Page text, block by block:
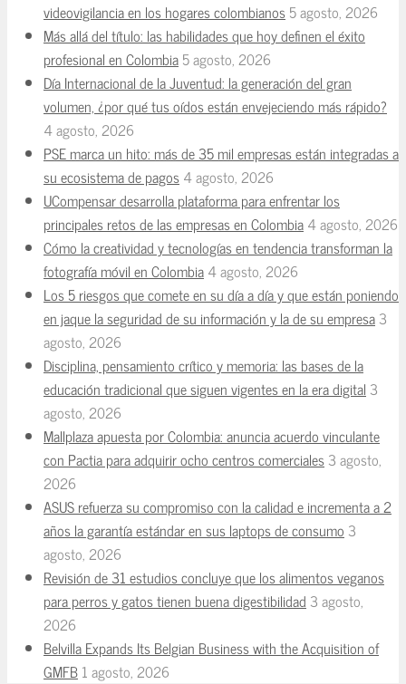
videovigilancia en los hogares colombianos5 agosto, 2026
Más allá del título: las habilidades que hoy definen el éxito
profesional en Colombia5 agosto, 2026
Día Internacional de la Juventud: la generación del gran
volumen, ¿por qué tus oídos están envejeciendo más rápido?
4 agosto, 2026
PSE marca un hito: más de 35 mil empresas están integradas a
su ecosistema de pagos4 agosto, 2026
UCompensar desarrolla plataforma para enfrentar los
principales retos de las empresas en Colombia4 agosto, 2026
Cómo la creatividad y tecnologías en tendencia transforman la
fotografía móvil en Colombia4 agosto, 2026
Los 5 riesgos que comete en su día a día y que están poniendo
en jaque la seguridad de su información y la de su empresa3
agosto, 2026
Disciplina, pensamiento crítico y memoria: las bases de la
educación tradicional que siguen vigentes en la era digital 3
agosto, 2026
Mallplaza apuesta por Colombia: anuncia acuerdo vinculante
con Pactia para adquirir ocho centros comerciales3 agosto,
2026
ASUS refuerza su compromiso con la calidad e incrementa a 2
años la garantía estándar en sus laptops de consumo 3
agosto, 2026
Revisión de 31 estudios concluye que los alimentos veganos
para perros y gatos tienen buena digestibilidad 3 agosto,
2026
Belvilla Expands Its Belgian Business with the Acquisition of
GMFB1 agosto, 2026